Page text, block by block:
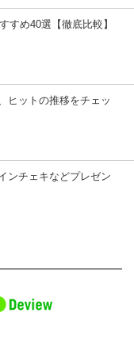
すめ40選【徹底比較】
ヒットの推移をチェッ
ンチェキなどプレゼン